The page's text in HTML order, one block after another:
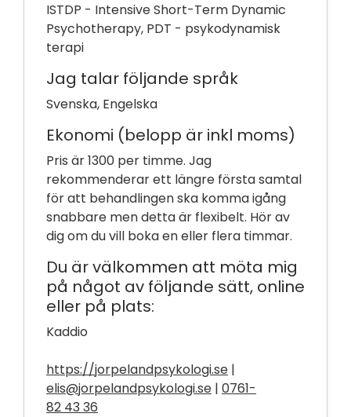
ISTDP - Intensive Short-Term Dynamic
Psychotherapy, PDT - psykodynamisk
terapi
Jag talar följande språk
Svenska, Engelska
Ekonomi (belopp är inkl moms)
Pris är 1300 per timme. Jag
rekommenderar ett längre första samtal
för att behandlingen ska komma igång
snabbare men detta är flexibelt. Hör av
dig om du vill boka en eller flera timmar.
Du är välkommen att möta mig
på något av följande sätt, online
eller på plats:
Kaddio
https://jorpelandpsykologi.se |
elis@jorpelandpsykologi.se | 0761-
82 43 36